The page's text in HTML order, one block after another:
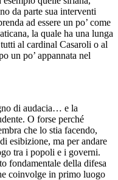
da parte sua interventi
ad essere un po’ come
la quale ha una lunga
al cardinal Casaroli o al
un po’ appannata nel
di audacia… e la
O forse perché
che lo stia facendo,
esibizione, ma per andare
tra i popoli e i governi.
fondamentale della difesa
coinvolge in primo luogo